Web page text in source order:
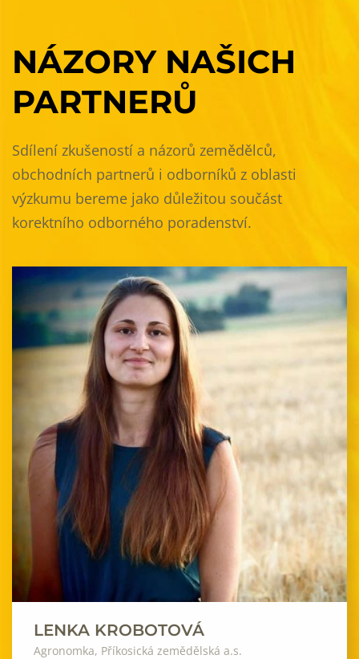
NÁZORYNAŠICH
PARTNERŮ
Sdílení zkušeností a názorů zemědělců,
obchodních partnerů i odborníků z oblasti
výzkumu bereme jako důležitou součást
korektního odborného poradenství.
LENKA KROBOTOVÁ
Agronomka, Příkosická zemědělská a.s.